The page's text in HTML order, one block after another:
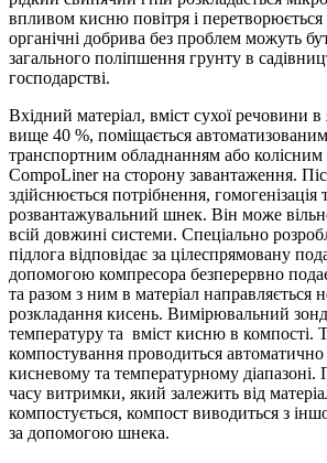
впливом кисню повітря і перетворюється
органічні добрива без проблем можуть
загального поліпшення грунту в
господарстві.
Вхідний матеріал, вміст сухої речовини
вище 40 %, поміщається
транспортним обладнанням або
CompoLiner на сторону завантаження.
здійснюється потрібнення, гомогенізація
розвантажувальний шнек. Він може
всій довжині системи. Спеціально
підлога відповідає за цілеспрямовану
допомогою компресора безперервно
та разом з ним в матеріал направляється
розкладання кисень. Вимірювальний
температуру та вміст кисню в компості.
компостування проводиться
кисневому та температурному діапазоні.
часу витримки, який залежить від
компостується, компост виводиться з
за допомогою шнека.